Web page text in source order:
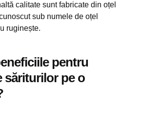
calitate sunt fabricate din oțel
sub numele de oțel
ruginește.
pentru
săriturilor pe o